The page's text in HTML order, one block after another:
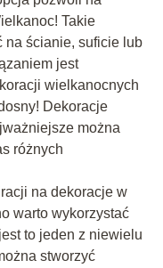
Takie
na ścianie, suficie lub
jest
wielkanocnych
Dekoracje
można
różnych
na dekoracje w
warto wykorzystać
to jeden z niewielu
stworzyć